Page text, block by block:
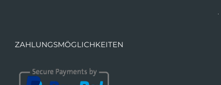
ZAHLUNGSMÖGLICHKEITEN